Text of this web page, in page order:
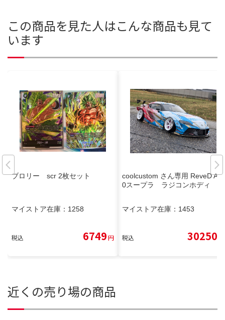
この商品を見た人はこんな商品も見て
います
ブロリー scr 2枚セット
マイストア在庫： 1258
税込 6749円
coolcustom さん専用 ReveD A9
0スープラ ラジコンホディ
マイストア在庫： 1453
税込 30250
近くの売り場の商品